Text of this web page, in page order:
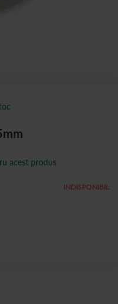
INDISPONIBIL
acest produs